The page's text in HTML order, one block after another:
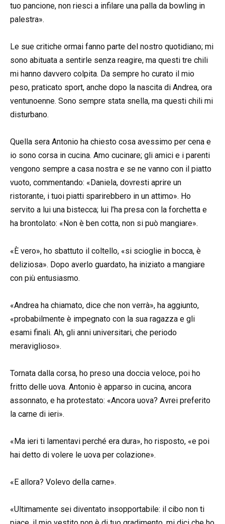
tuo pancione, non riesci a infilare una palla da bowling in
palestra».
Le sue critiche ormai fanno parte del nostro quotidiano; mi
sono abituata a sentirle senza reagire, ma questi tre chili
mi hanno davvero colpita. Da sempre ho curato il mio
peso, praticato sport, anche dopo la nascita di Andrea, ora
ventunoenne. Sono sempre stata snella, ma questi chili mi
disturbano.
Quella sera Antonio ha chiesto cosa avessimo per cena e
io sono corsa in cucina. Amo cucinare; gli amici e i parenti
vengono sempre a casa nostra e se ne vanno con il piatto
vuoto, commentando: «Daniela, dovresti aprire un
ristorante, i tuoi piatti sparirebbero in un attimo». Ho
servito a lui una bistecca; lui l’ha presa con la forchetta e
ha brontolato: «Non è ben cotta, non si può mangiare».
«È vero», ho sbattuto il coltello, «si scioglie in bocca, è
deliziosa». Dopo averlo guardato, ha iniziato a mangiare
con più entusiasmo.
«Andrea ha chiamato, dice che non verrà», ha aggiunto,
«probabilmente è impegnato con la sua ragazza e gli
esami finali. Ah, gli anni universitari, che periodo
meraviglioso».
Tornata dalla corsa, ho preso una doccia veloce, poi ho
fritto delle uova. Antonio è apparso in cucina, ancora
assonnato, e ha protestato: «Ancora uova? Avrei preferito
la carne di ieri».
«Ma ieri ti lamentavi perché era dura», ho risposto, «e poi
hai detto di volere le uova per colazione».
«E allora? Volevo della carne».
«Ultimamente sei diventato insopportabile: il cibo non ti